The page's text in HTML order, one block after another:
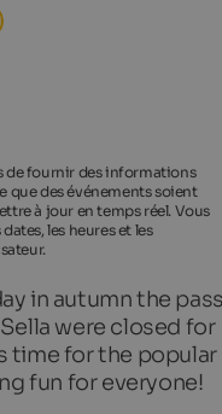
de fournir des informations
que des événements soient
à jour en temps réel. Vous
les heures et les
in autumn the
were closed for
time for the popular
fun for everyone!